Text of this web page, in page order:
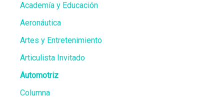
Academía y Educación
Aeronáutica
Artes y Entretenimiento
Articulista Invitado
Automotriz
Columna